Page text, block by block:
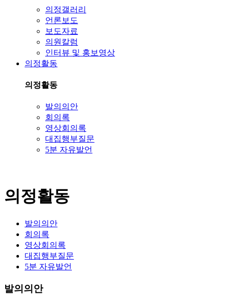
의정갤러리
언론보도
보도자료
의원칼럼
인터뷰 및 홍보영상
의정활동
의정활동
발의의안
회의록
영상회의록
대집행부질문
5분 자유발언
의정활동
발의의안
회의록
영상회의록
대집행부질문
5분 자유발언
발의의안